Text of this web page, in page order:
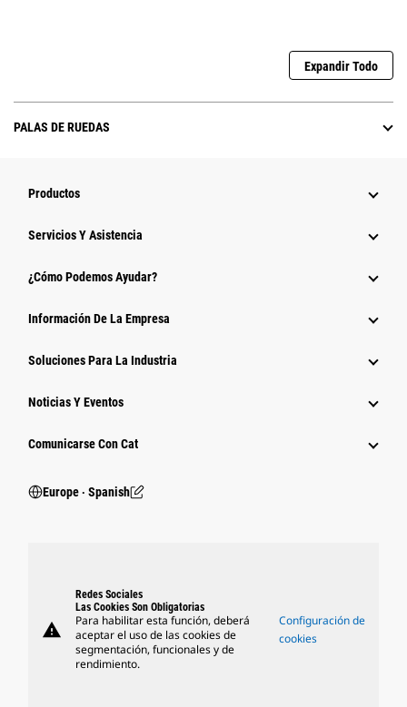
Expandir Todo
PALAS DE RUEDAS
Productos
Servicios Y Asistencia
¿Cómo Podemos Ayudar?
Información De La Empresa
Soluciones Para La Industria
Noticias Y Eventos
Comunicarse Con Cat
Europe ‧ Spanish
warning
Redes Sociales
Las Cookies Son Obligatorias
Para habilitar esta función, deberá
aceptar el uso de las cookies de
segmentación, funcionales y de
rendimiento.
Configuración de
cookies